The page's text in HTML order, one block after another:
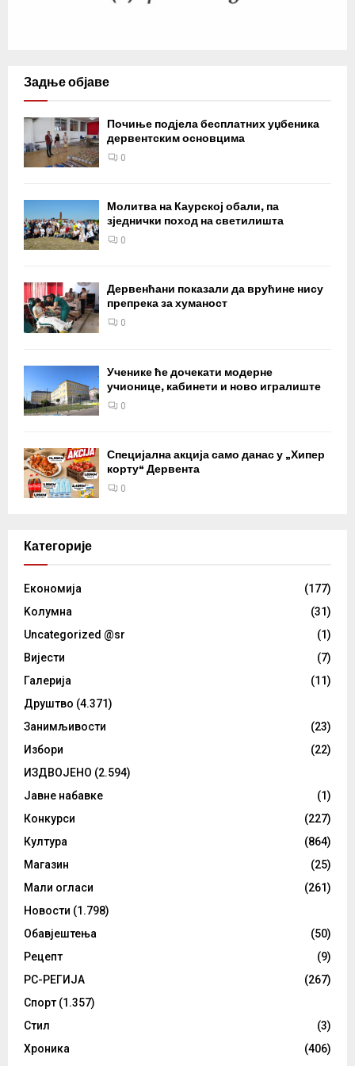
Задње објаве
Почиње подјела бесплатних уџбеника
дервентским основцима
0
Молитва на Каурској обали, па
зједнички поход на светилишта
0
Дервенћани показали да врућине нису
препрека за хуманост
0
Ученике ће дочекати модерне
учионице, кабинети и ново игралиште
0
Специјална акција само данас у „Хипер
корту“ Дервента
0
Категорије
Eкономија
(177)
Kолумнa
(31)
Uncategorized @sr
(1)
Вијести
(7)
Галерија
(11)
Друштво (4.371)
Занимљивости
(23)
Избори
(22)
ИЗДВОЈЕНО (2.594)
Јавне набавке
(1)
Конкурси
(227)
Култура
(864)
Магазин
(25)
Мали огласи
(261)
Новости (1.798)
Обавјештења
(50)
Рецепт
(9)
РС-РЕГИЈА
(267)
Спорт (1.357)
Стил
(3)
Хроника
(406)